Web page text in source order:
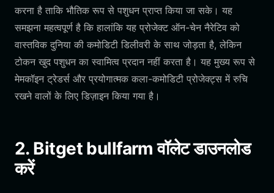
करना है ताकि भौतिक रूप से पशुधन प्राप्त किया जा सके। यह
समझना महत्वपूर्ण है कि हालांकि यह प्रोजेक्ट ऑन-चेन नैरेटिव को
वास्तविक दुनिया की कमोडिटी डिलीवरी के साथ जोड़ता है, लेकिन
टोकन खुद पशुधन का स्वामित्व प्रदान नहीं करता है। यह मुख्य रूप से
मेमकॉइन ट्रेडर्स और प्रयोगात्मक कला-कमोडिटी प्रोजेक्ट्स में रुचि
रखने वालों के लिए डिज़ाइन किया गया है।
2. Bitget bullfarm वॉलेट डाउनलोड
करें